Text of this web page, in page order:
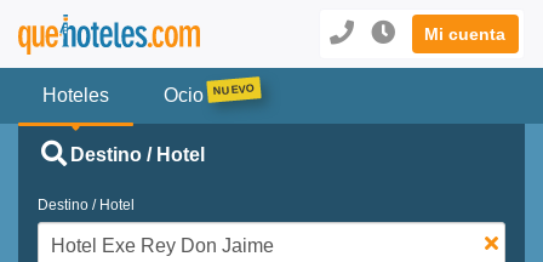
Mi cuenta
Hoteles Ocio
Destino / Hotel
Destino / Hotel